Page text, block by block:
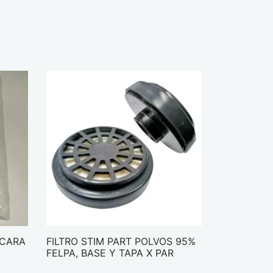
FILTRO STIM PART POLVOS 95%
FELPA, BASE Y TAPA X PAR